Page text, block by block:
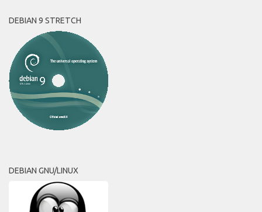
DEBIAN 9 STRETCH
DEBIAN GNU/LINUX